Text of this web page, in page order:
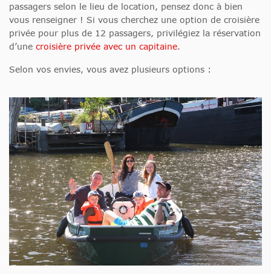
passagers selon le lieu de location, pensez donc à bien
vous renseigner ! Si vous cherchez une option de croisière
privée pour plus de 12 passagers, privilégiez la réservation
d’une croisière privée avec un capitaine.
Selon vos envies, vous avez plusieurs options :